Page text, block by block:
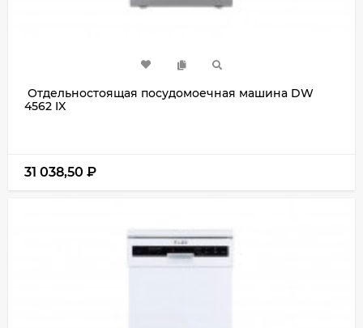
Отдельностоящая посудомоечная машина DW
4562 IX
31 038,50 ₽